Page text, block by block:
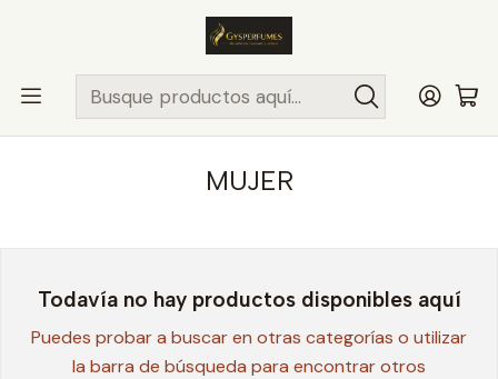
en compras hasta las 13Hrs, valido solo en
Comunas ..>>
Inicio PERFUMES Y COLONIAS LANCOME MUJER
MUJER
Todavía no hay productos disponibles aquí
Puedes probar a buscar en otras categorías o utilizar
la barra de búsqueda para encontrar otros